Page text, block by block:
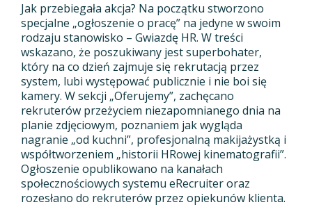
Jak przebiegała akcja? Na początku stworzono
specjalne „ogłoszenie o pracę” na jedyne w swoim
rodzaju stanowisko – Gwiazdę HR. W treści
wskazano, że poszukiwany jest superbohater,
który na co dzień zajmuje się rekrutacją przez
system, lubi występować publicznie i nie boi się
kamery. W sekcji „Oferujemy”, zachęcano
rekruterów przeżyciem niezapomnianego dnia na
planie zdjęciowym, poznaniem jak wygląda
nagranie „od kuchni”, profesjonalną makijażystką i
współtworzeniem „historii HRowej kinematografii”.
Ogłoszenie opublikowano na kanałach
społecznościowych systemu eRecruiter oraz
rozesłano do rekruterów przez opiekunów klienta.